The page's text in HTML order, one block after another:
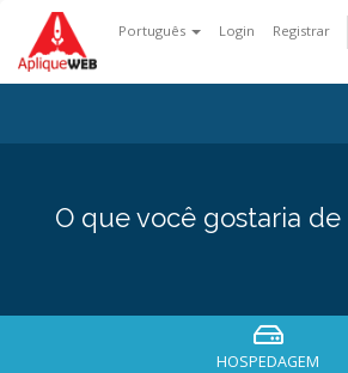
Português Login Registrar
O que você gostaria de
HOSPEDAGEM